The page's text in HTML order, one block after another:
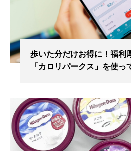
歩いた分だけお得に！福利
「カロリパークス」を使っ